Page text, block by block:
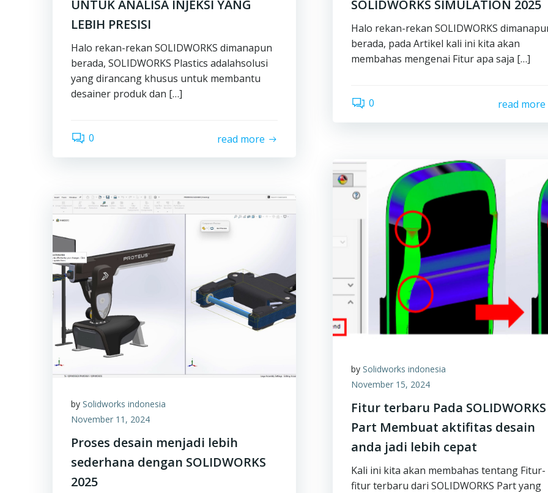
UNTUK ANALISA INJEKSI YANG
LEBIH PRESISI
Halo rekan-rekan SOLIDWORKS dimanapun
berada, SOLIDWORKS Plastics adalahsolusi
yang dirancang khusus untuk membantu
desainer produk dan […]
0 read more
SOLIDWORKS SIMULATION 2025
Halo rekan-rekan SOLIDWORKS
berada, pada Artikel kali ini kita akan
membahas mengenai Fitur apa saja […]
0 read more
bySolidworks indonesia
November 15, 2024
Fitur terbaru Pada SOLIDWORKS
Part Membuat aktifitas desain
anda jadi lebih cepat
Kali ini kita akan membahas tentang Fitur-
fitur terbaru dari SOLIDWORKS Part yang
by Solidworks indonesia
November 11, 2024
Proses desain menjadi lebih
sederhana dengan SOLIDWORKS
2025